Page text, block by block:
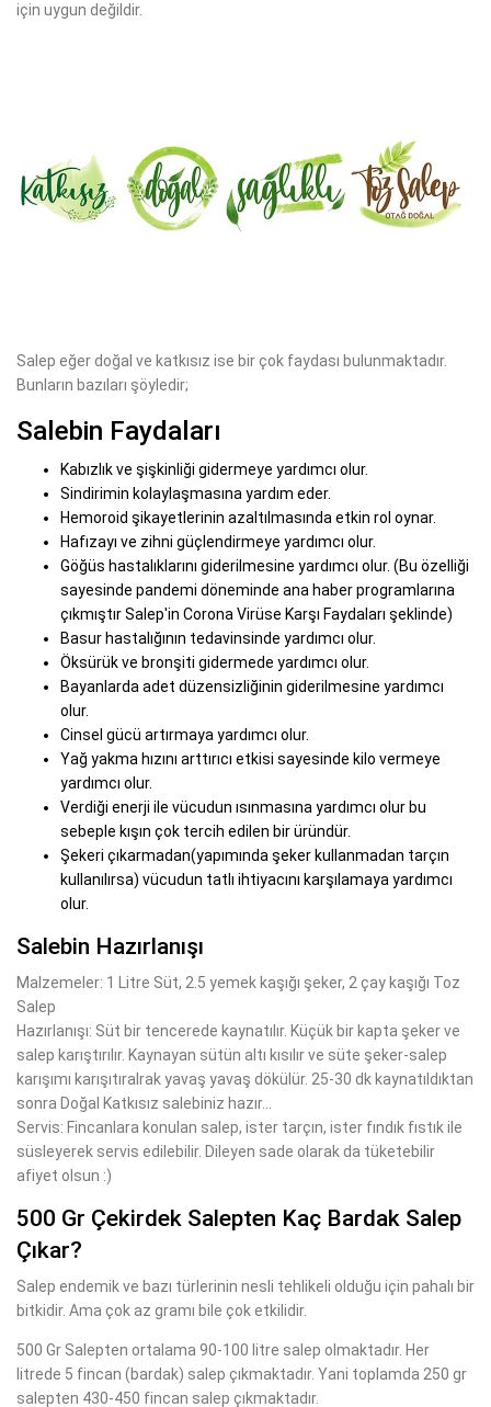
için uygun değildir.
Salep eğer doğal ve katkısız ise bir çok faydası bulunmaktadır.
Bunların bazıları şöyledir;
Salebin Faydaları
Kabızlık ve şişkinliği gidermeye yardımcı olur.
Sindirimin kolaylaşmasına yardım eder.
Hemoroid şikayetlerinin azaltılmasında etkin rol oynar.
Hafızayı ve zihni güçlendirmeye yardımcı olur.
Göğüs hastalıklarını giderilmesine yardımcı olur. (Bu özelliği
sayesinde pandemi döneminde ana haber programlarına
çıkmıştır Salep'in Corona Virüse Karşı Faydaları şeklinde)
Basur hastalığının tedavinsinde yardımcı olur.
Öksürük ve bronşiti gidermede yardımcı olur.
Bayanlarda adet düzensizliğinin giderilmesine yardımcı
olur.
Cinsel gücü artırmaya yardımcı olur.
Yağ yakma hızını arttırıcı etkisi sayesinde kilo vermeye
yardımcı olur.
Verdiği enerji ile vücudun ısınmasına yardımcı olur bu
sebeple kışın çok tercih edilen bir üründür.
Şekeri çıkarmadan(yapımında şeker kullanmadan tarçın
kullanılırsa) vücudun tatlı ihtiyacını karşılamaya yardımcı
olur.
Salebin Hazırlanışı
Malzemeler: 1 Litre Süt, 2.5 yemek kaşığı şeker, 2 çay kaşığı Toz
Salep
Hazırlanışı: Süt bir tencerede kaynatılır. Küçük bir kapta şeker ve
salep karıştırılır. Kaynayan sütün altı kısılır ve süte şeker-salep
karışımı karışıtıralrak yavaş yavaş dökülür. 25-30 dk kaynatıldıktan
sonra Doğal Katkısız salebiniz hazır...
Servis: Fincanlara konulan salep, ister tarçın, ister fındık fıstık ile
süsleyerek servis edilebilir. Dileyen sade olarak da tüketebilir
afiyet olsun :)
500 Gr Çekirdek Salepten Kaç Bardak Salep
Çıkar?
Salep endemik ve bazı türlerinin nesli tehlikeli olduğu için pahalı bir
bitkidir. Ama çok az gramı bile çok etkilidir.
500 Gr Salepten ortalama 90-100 litre salep olmaktadır. Her
litrede 5 fincan (bardak) salep çıkmaktadır. Yani toplamda 250 gr
salepten 430-450 fincan salep çıkmaktadır.